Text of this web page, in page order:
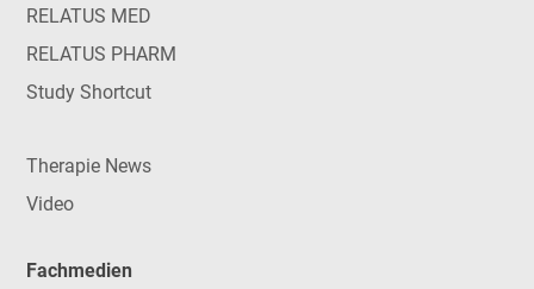
RELATUS MED
RELATUS PHARM
Study Shortcut
Therapie News
Video
Fachmedien